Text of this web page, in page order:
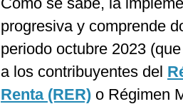
progresiva y comprende
periodo octubre 2023
a los contribuyentes del
Renta (RER) o Régimen